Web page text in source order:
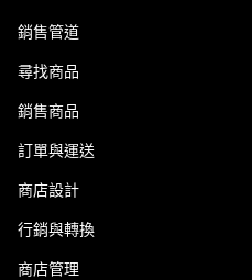
銷售管道
尋找商品
銷售商品
訂單與運送
商店設計
行銷與轉換
商店管理